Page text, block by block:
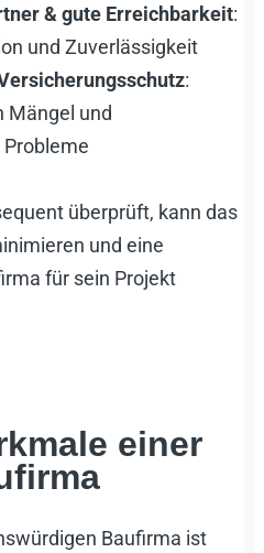
& gute Erreichbarkeit:
und Zuverlässigkeit
:
Mängel und
überprüft, kann das
und eine
für sein Projekt
einer
Baufirma ist